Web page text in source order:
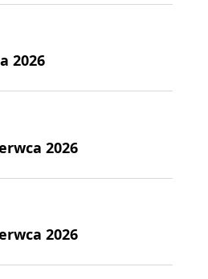
2026
2026
2026